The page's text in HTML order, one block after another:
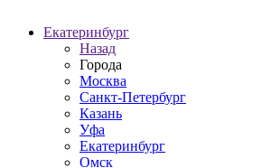
Екатеринбург
Назад
Города
Москва
Санкт-Петербург
Казань
Уфа
Екатеринбург
Омск